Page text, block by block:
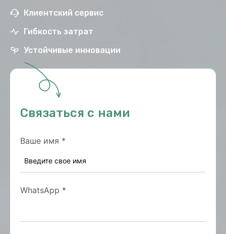
Клиентский сервис
Гибкость затрат
Устойчивые инновации
Связаться с нами
Ваше имя *
WhatsApp *